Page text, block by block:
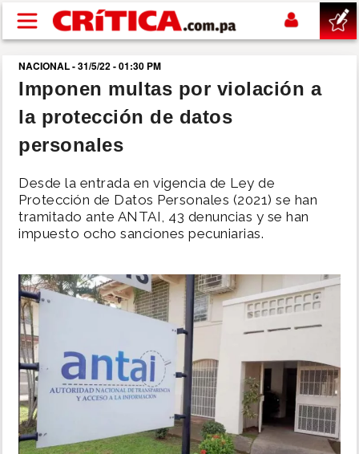
Pasar al contenido principal
buscar
SUCESOS
POLÍTICA
DEPORTES
MUNDO
INSÓLITAS
MULTIMEDIA
NACIONAL - 31/5/22 - 01:30 PM
Imponen multas por violación a
la protección de datos
personales
Desde la entrada en vigencia de Ley de
Protección de Datos Personales (2021) se han
tramitado ante ANTAI, 43 denuncias y se han
impuesto ocho sanciones pecuniarias.